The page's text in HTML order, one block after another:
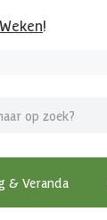
!
& Veranda